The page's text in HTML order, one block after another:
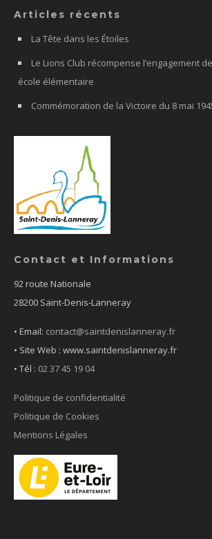
Articles récents
La Tête dans les Étoiles
Le Lions Club récompense l’engagement
école élémentaire
Commémoration de la Victoire du 8 mai
Contact et Informations
92 route Nationale
28200 Saint-Denis-Lanneray
• Email: contact@saintdenislanneray.fr
• Site Web : www.saintdenislanneray.fr
• Tél : 02 37 45 19 04
Politique de confidentialité
Politique de Cookies
Mentions Légales